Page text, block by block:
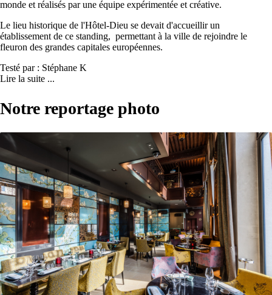
monde et réalisés par une équipe expérimentée et créative.
Le lieu historique de l'Hôtel-Dieu se devait d'accueillir un
établissement de ce standing, permettant à la ville de rejoindre le
fleuron des grandes capitales européennes.
Testé par : Stéphane K
Lire la suite ...
Notre reportage photo